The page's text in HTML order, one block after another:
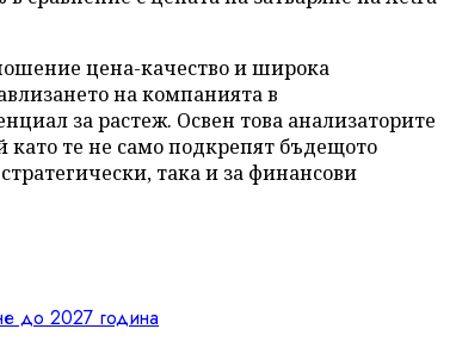
цена-качество и широка
на компанията в
за растеж. Освен това анализаторите
като те не само подкрепят бъдещото
така и за финансови
до 2027 година